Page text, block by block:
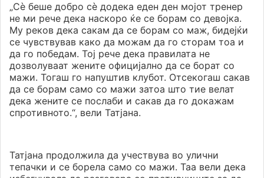
„Сè беше добро сè додека еден ден мојот тренер
не ми рече дека наскоро ќе се борам со девојка.
Му реков дека сакам да се борам со маж, бидејќи
се чувствував како да можам да го сторам тоа и
да го победам. Тој рече дека правилата не
дозволуваат жените официјално да се борат со
мажи. Тогаш го напуштив клубот. Отсекогаш сакав
да се борам само со мажи затоа што тие велат
дека жените се послаби и сакав да го докажам
спротивното.“, вели Татјана.
Татјана продолжила да учествува во улични
тепачки и се борела само со мажи. Таа вели дека